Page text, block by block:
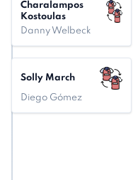
Charalampos
Kostoulas
Danny Welbeck
Solly March
Diego Gómez